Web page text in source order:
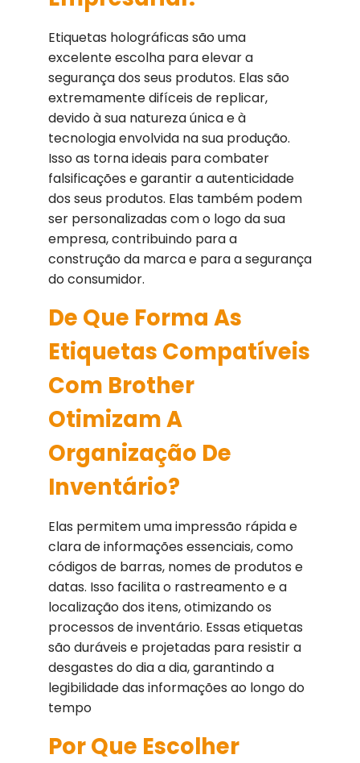
Etiquetas holográficas são uma
excelente escolha para elevar a
segurança dos seus produtos. Elas são
extremamente difíceis de replicar,
devido à sua natureza única e à
tecnologia envolvida na sua produção.
Isso as torna ideais para combater
falsificações e garantir a autenticidade
dos seus produtos. Elas também podem
ser personalizadas com o logo da sua
empresa, contribuindo para a
construção da marca e para a segurança
do consumidor.
De Que Forma As
Etiquetas Compatíveis
Com Brother
Otimizam A
Organização De
Inventário?
Elas permitem uma impressão rápida e
clara de informações essenciais, como
códigos de barras, nomes de produtos e
datas. Isso facilita o rastreamento e a
localização dos itens, otimizando os
processos de inventário. Essas etiquetas
são duráveis e projetadas para resistir a
desgastes do dia a dia, garantindo a
legibilidade das informações ao longo do
tempo
Por Que Escolher